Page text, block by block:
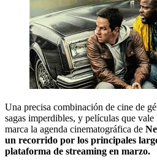
Una precisa combinación de cine de
sagas imperdibles, y películas que
marca la agenda cinematográfica de
un recorrido por los principales
plataforma de streaming en marzo.